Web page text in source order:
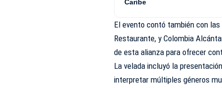
Caribe
El evento contó también con
Restaurante, y Colombia
de esta alianza para ofrecer
La velada incluyó la
interpretar múltiples géneros